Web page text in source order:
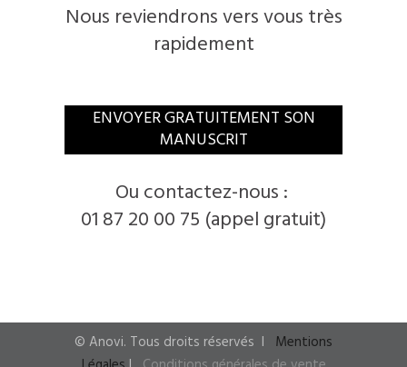
Nous reviendrons vers vous très
rapidement
​ENVOYER GRATUITEMENT SON
MANUSCRIT
​Ou contactez-nous :
01 87 20 00 75 (appel gratuit)
© ​Anovi. ​Tous droits réservés I ​ Mentions